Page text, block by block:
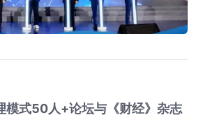
模式50人+论坛与《财经》杂志